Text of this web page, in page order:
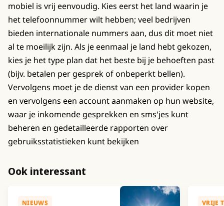
mobiel is vrij eenvoudig. Kies eerst het land waarin je
het telefoonnummer wilt hebben; veel bedrijven
bieden internationale nummers aan, dus dit moet niet
al te moeilijk zijn. Als je eenmaal je land hebt gekozen,
kies je het type plan dat het beste bij je behoeften past
(bijv. betalen per gesprek of onbeperkt bellen).
Vervolgens moet je de dienst van een provider kopen
en vervolgens een account aanmaken op hun website,
waar je inkomende gesprekken en sms'jes kunt
beheren en gedetailleerde rapporten over
gebruiksstatistieken kunt bekijken
Ook interessant
NIEUWS VRIJE